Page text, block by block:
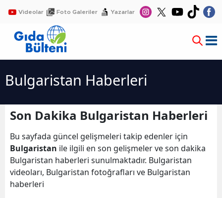
Videolar Foto Galeriler Yazarlar
Bulgaristan Haberleri
Son Dakika Bulgaristan Haberleri
Bu sayfada güncel gelişmeleri takip edenler için
Bulgaristan ile ilgili en son gelişmeler ve son dakika
Bulgaristan haberleri sunulmaktadır. Bulgaristan
videoları, Bulgaristan fotoğrafları ve Bulgaristan
haberleri